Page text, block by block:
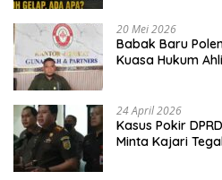
20 Mei 2026
Babak Baru
Kuasa Hukum
24 April 2026
Kasus Pokir
Minta Kajari